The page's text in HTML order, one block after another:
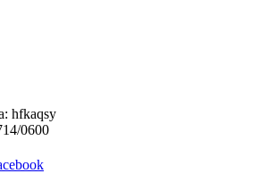
hfkaqsy
0600